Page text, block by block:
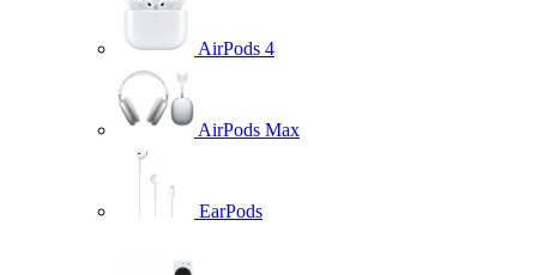
AirPods 4
AirPods Max
EarPods